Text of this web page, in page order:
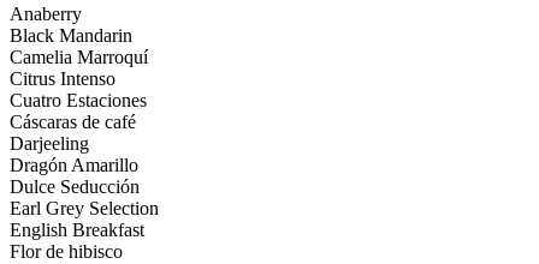
Anaberry
Black Mandarin
Camelia Marroquí
Citrus Intenso
Cuatro Estaciones
Cáscaras de café
Darjeeling
Dragón Amarillo
Dulce Seducción
Earl Grey Selection
English Breakfast
Flor de hibisco